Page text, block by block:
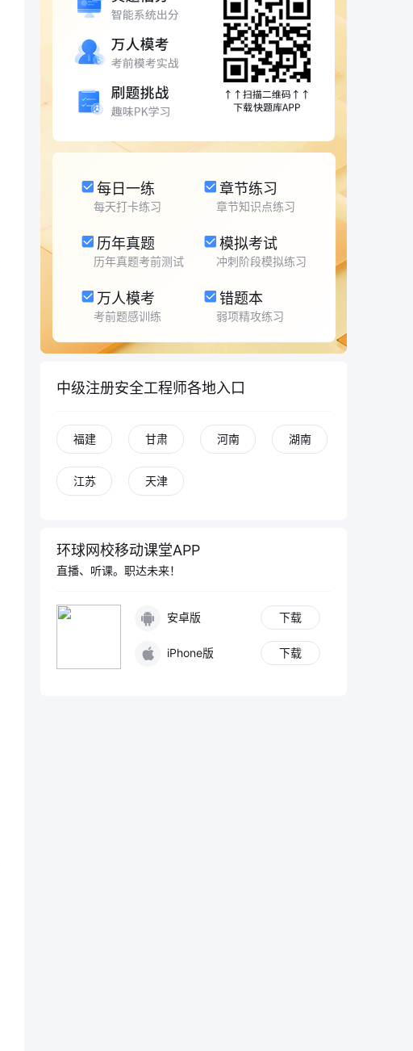
每日一练
每天打卡练习
章节练习
章节知识点练习
历年真题
历年真题考前测试
模拟考试
冲刺阶段模拟练习
万人模考
考前题感训练
错题本
弱项精攻练习
中级注册安全工程师各地入口
福建 甘肃 河南 湖南
江苏 天津
环球网校移动课堂APP
直播、听课。职达未来！
安卓版 下载
iPhone版 下载